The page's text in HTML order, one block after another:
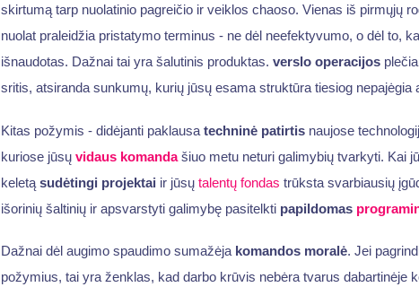
skirtumą tarp nuolatinio pagreičio ir veiklos chaoso. Vienas iš pirmųjų
nuolat praleidžia pristatymo terminus - ne dėl neefektyvumo, o dėl to,
išnaudotas. Dažnai tai yra šalutinis produktas. verslo operacijos
sritis, atsiranda sunkumų, kurių jūsų esama struktūra tiesiog nepajėgia
Kitas požymis - didėjanti paklausa techninė patirtisnaujose
kuriose jūsų vidaus komandašiuo metu neturi galimybių tvarkyti. Kai
keletą sudėtingi projektai ir jūsų talentų fondas trūksta svarbiausių
išorinių šaltinių ir apsvarstyti galimybę pasitelkti papildomas
Dažnai dėl augimo spaudimo sumažėja komandos moralė. Jei
požymius, tai yra ženklas, kad darbo krūvis nebėra tvarus dabartinėje